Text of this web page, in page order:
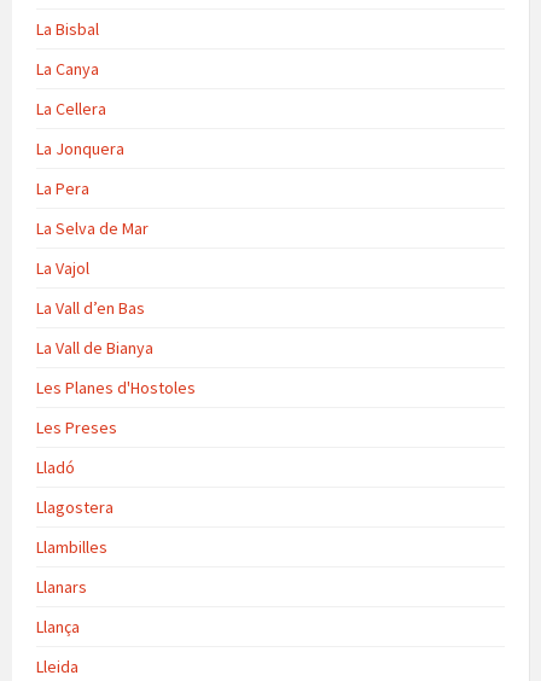
La Bisbal
La Canya
La Cellera
La Jonquera
La Pera
La Selva de Mar
La Vajol
La Vall d’en Bas
La Vall de Bianya
Les Planes d'Hostoles
Les Preses
Lladó
Llagostera
Llambilles
Llanars
Llança
Lleida